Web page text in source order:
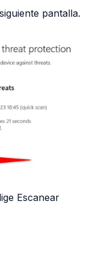
pantalla.
Escanear